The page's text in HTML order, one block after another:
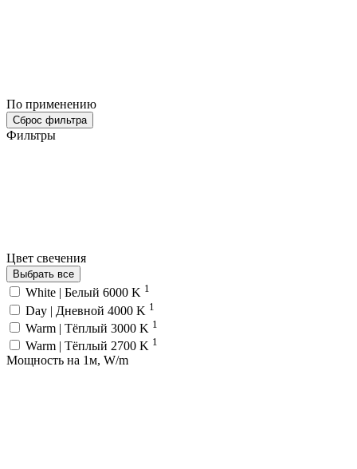
По применению
Сброс фильтра
Фильтры
Цвет свечения
Выбрать все
White | Белый 6000 K 1
Day | Дневной 4000 K 1
Warm | Тёплый 3000 K 1
Warm | Тёплый 2700 K 1
Мощность на 1м, W/m